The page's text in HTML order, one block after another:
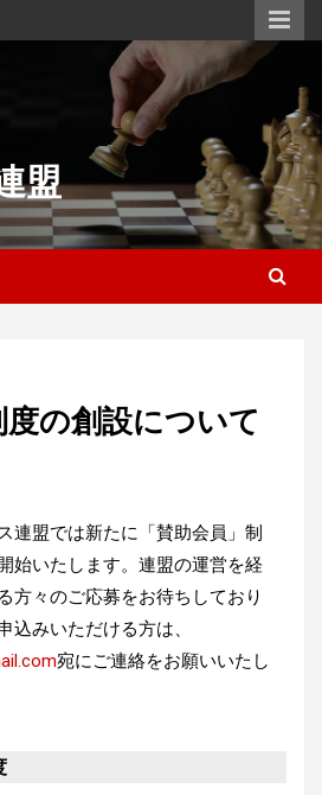
盟
の創設について
連盟では新たに「賛助会員」制
始いたします。連盟の運営を経
方々のご応募をお待ちしており
込みいただける方は、
宛にご連絡をお願いいた し